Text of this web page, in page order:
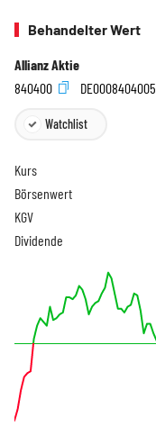
Behandelter Wert
Allianz Aktie
840400
DE0008404005
Watchlist
Kurs
Börsenwert
KGV
Dividende